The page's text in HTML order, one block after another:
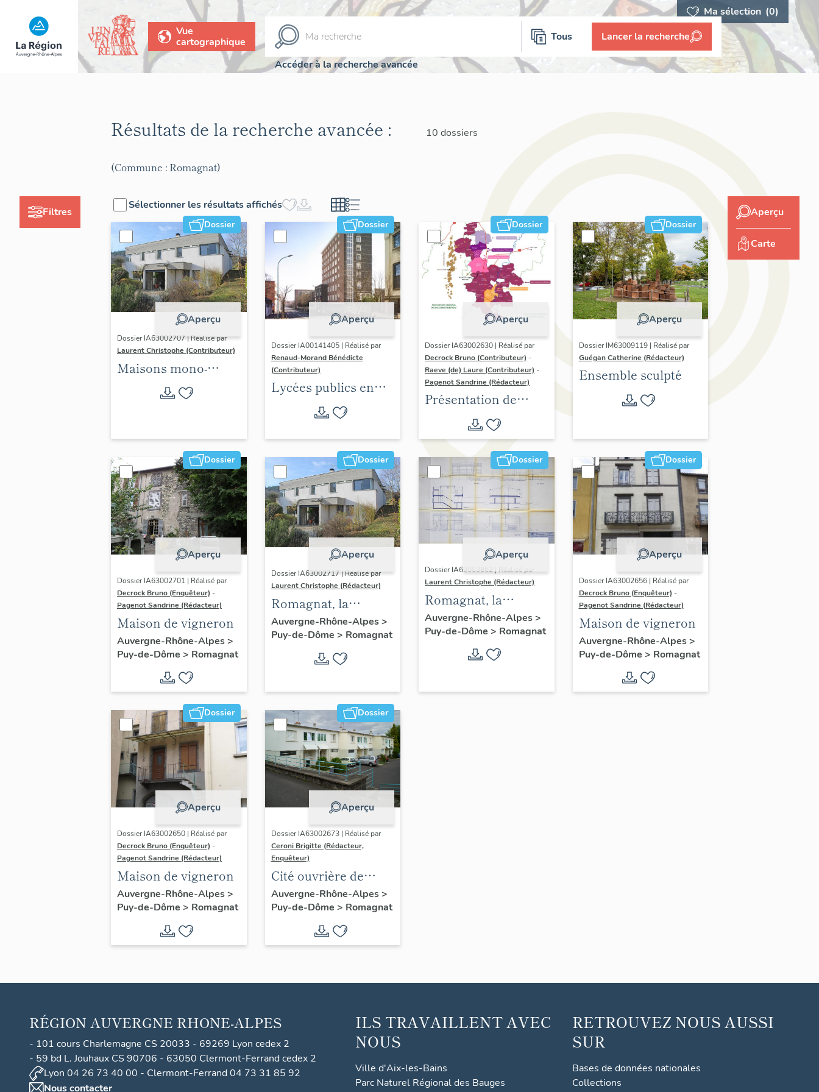
Ma sélection (0)
Vue
cartographique
Tous Lancer la recherche
Accéder à la recherche avancée
Filtres
Résultats de la recherche avancée : 10 dossiers
(Commune : Romagnat)
Sélectionner les résultats affichés
Dossier
Aperçu
Dossier IA63002707 | Réalisé par
Laurent Christophe (Contributeur)
Maisons mono-
familiales
singulières des
situées sur les 21
communes de
Clermont Auvergne
métropole. 2021-2024.
Dossier
Aperçu
Dossier IA00141405 | Réalisé par
Renaud-Morand Bénédicte
(Contributeur)
Lycées publics en
espace urbain (1802-
Dossier
Aperçu
Dossier IA63002630 | Réalisé par
Decrock Bruno (Contributeur) -
Raeve (de) Laure (Contributeur) -
Pagenot Sandrine (Rédacteur)
Présentation de
l'aire d'étude de
l'inventaire du
patrimoine viticole
de Clermont-
Auvergne-Métropole
Dossier
Aperçu
Dossier IM63009119 | Réalisé par
Guégan Catherine (Rédacteur)
Ensemble sculpté
Dossier
Aperçu
Dossier IA63002701 | Réalisé par
Decrock Bruno (Enquêteur) -
Pagenot Sandrine (Rédacteur)
Maison de vigneron
Auvergne-Rhône-Alpes>
Puy-de-Dôme > Romagnat
Dossier
Aperçu
Dossier IA63002717 | Réalisé par
Laurent Christophe (Rédacteur)
Romagnat, la
maison R., 1973,
Michel
MANGEMATIN et
Jean PORTE
architectes
Auvergne-Rhône-Alpes>
Puy-de-Dôme > Romagnat
Dossier
Aperçu
Dossier IA63003862 | Réalisé par
Laurent Christophe (Rédacteur)
Romagnat, la
maison B., Lucien
AMBROSETTI et
J.-.P GAUER
Auvergne-Rhône-Alpes>
Puy-de-Dôme > Romagnat
Dossier
Aperçu
Dossier IA63002656 | Réalisé par
Decrock Bruno (Enquêteur) -
Pagenot Sandrine (Rédacteur)
Maison de vigneron
Auvergne-Rhône-Alpes>
Puy-de-Dôme > Romagnat
Dossier
Aperçu
Dossier IA63002650 | Réalisé par
Decrock Bruno (Enquêteur) -
Pagenot Sandrine (Rédacteur)
Maison de vigneron
Auvergne-Rhône-Alpes>
Puy-de-Dôme > Romagnat
Dossier
Aperçu
Dossier IA63002673 | Réalisé par
Ceroni Brigitte (Rédacteur,
Enquêteur)
Cité ouvrière de
Romagnat - Bezance
Auvergne-Rhône-Alpes>
Puy-de-Dôme > Romagnat
Aperçu
Carte
RÉGION AUVERGNE RHONE-ALPES
- 101 cours Charlemagne CS 20033 - 69269 Lyon cedex 2
- 59 bd L. Jouhaux CS 90706 - 63050 Clermont-Ferrand cedex 2
Lyon 04 26 73 40 00 - Clermont-Ferrand 04 73 31 85 92
Nous contacter
ILS TRAVAILLENT AVEC
NOUS
Ville d'Aix-les-Bains
Parc Naturel Régional des Bauges
RETROUVEZ NOUS AUSSI
SUR
Bases de données nationales
Collections